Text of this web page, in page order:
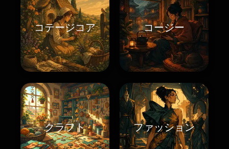
コテージコア コージー
クラフト ファッション